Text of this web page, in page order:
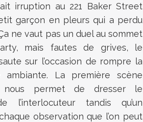
irruption au 221 Baker Street
garçon en pleurs qui a perdu
ne vaut pas un duel au sommet
mais fautes de grives, le
sur l’occasion de rompre la
ambiante. La première scène
nous permet de dresser le
l’interlocuteur tandis qu’un
observation que l’on peut